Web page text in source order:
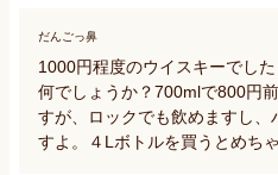
だんごっ鼻
1000円程度のウイスキーでし
何でしょうか？700mlで800円
すが、ロックでも飲めますし、
すよ。４Lボトルを買うとめち